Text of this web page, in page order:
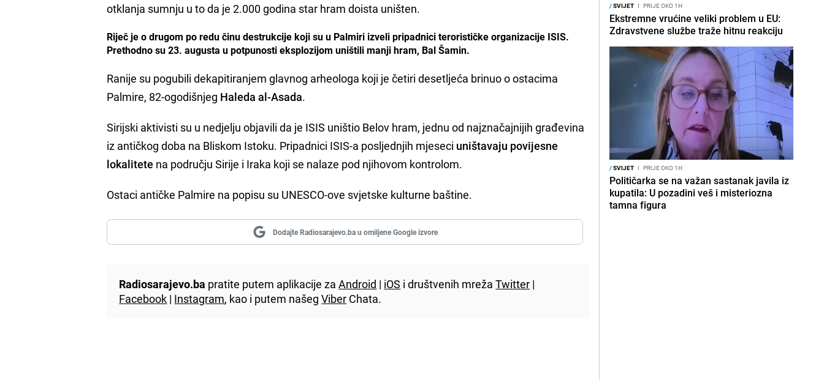
otklanja sumnju u to da je 2.000 godina star hram doista uništen.
Riječ je o drugom po redu činu destrukcije koji su u Palmiri izveli pripadnici terorističke organizacije ISIS.
Prethodno su 23. augusta u potpunosti eksplozijom uništili manji hram, Bal Šamin.
Ranije su pogubili dekapitiranjem glavnog arheologa koji je četiri desetljeća brinuo o ostacima
Palmire, 82-ogodišnjeg Haleda al-Asada.
Sirijski aktivisti su u nedjelju objavili da je ISIS uništio Belov hram, jednu od najznačajnijih građevina
iz antičkog doba na Bliskom Istoku. Pripadnici ISIS-a posljednjih mjeseci uništavaju povijesne
lokalitete na području Sirije i Iraka koji se nalaze pod njihovom kontrolom.
Ostaci antičke Palmire na popisu su UNESCO-ove svjetske kulturne baštine.
Dodajte Radiosarajevo.ba u omiljene Google izvore
Radiosarajevo.ba pratite putem aplikacije zaAndroid | iOS i društvenih mrežaTwitter |
Facebook | Instagram, kao i putem našegViber Chata.
/SVIJET I PRIJE OKO 1H
Ekstremne vrućine veliki problem u EU:
Zdravstvene službe traže hitnu reakciju
/SVIJET I PRIJE OKO 1H
Političarka se na važan sastanak javila iz
kupatila: U pozadini veš i misteriozna
tamna figura